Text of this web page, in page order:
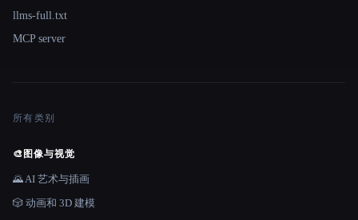
llms-full.txt
MCP server
所有类别
🎨 图像与视觉
🌄 AI 艺术与插画
🎲 动画和 3D 建模